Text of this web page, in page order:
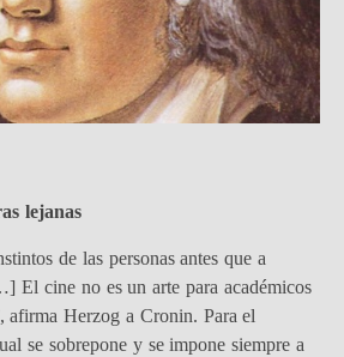
lejanas
de las personas antes que a
El cine no es un arte para académicos
afirma Herzog a Cronin. Para el
se sobrepone y se impone siempre a